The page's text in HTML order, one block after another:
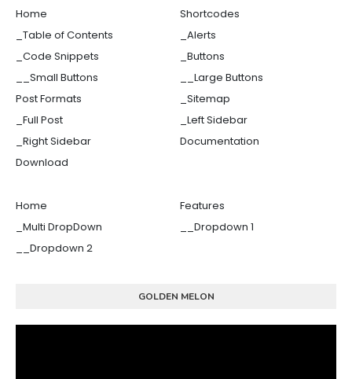
Home
Shortcodes
_Table of Contents
_Alerts
_Code Snippets
_Buttons
__Small Buttons
__Large Buttons
Post Formats
_Sitemap
_Full Post
_Left Sidebar
_Right Sidebar
Documentation
Download
Home
Features
_Multi DropDown
__Dropdown 1
__Dropdown 2
GOLDEN MELON